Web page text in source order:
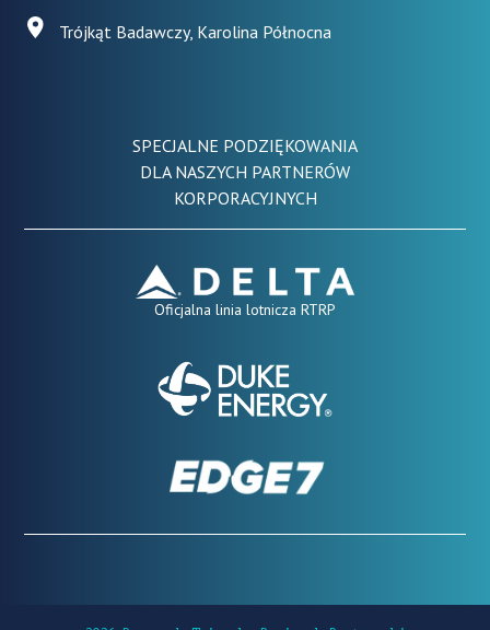
Trójkąt Badawczy, Karolina Północna
SPECJALNE PODZIĘKOWANIA
DLA NASZYCH PARTNERÓW
KORPORACYJNYCH
Oficjalna linia lotnicza RTRP